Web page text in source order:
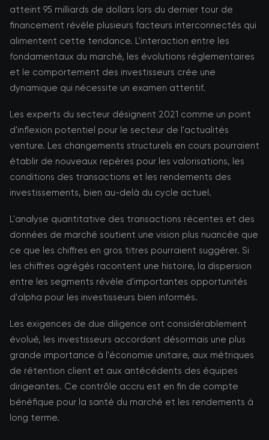
atteint 95 milliards de dollars lors du dernier tour de
financement révèle plusieurs facteurs interconnectés qui
alimentent cette tendance. L'interaction entre les
fondamentaux du marché, les évolutions réglementaires
et le comportement des investisseurs crée une
dynamique qui nécessite un examen attentif.
Les experts du secteur désignent 2021 comme un point
d'inflexion potentiel pour le secteur de l'actualités
venture. Les changements structurels en cours pourraient
établir de nouveaux repères pour les valorisations, les
conditions des transactions et les rendements des
investissements, bien au-delà du cycle actuel.
L'analyse quantitative des transactions récentes et des
données de marché soutient une vision plus nuancée que
ce que les chiffres en gros titres pourraient suggérer. Si
les chiffres agrégés racontent une histoire, la dispersion
entre les segments révèle d'importantes opportunités
d'alpha pour les investisseurs bien informés.
Les exigences de due diligence ont considérablement
évolué, les investisseurs accordant désormais une plus
grande importance à l'économie unitaire, aux métriques
de rétention client et aux antécédents des équipes
dirigeantes. Ce contrôle accru est en fin de compte
bénéfique pour la santé du marché et les rendements à
long terme.